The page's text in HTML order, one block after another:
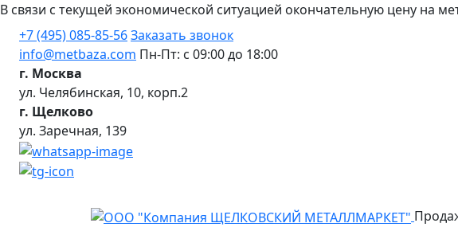
В связи с текущей экономической ситуацией окончательную цену на
+7 (495) 085-85-56Заказать звонок
info@metbaza.com Пн-Пт: с 09:00 до 18:00
г. Москва
ул. Челябинская, 10, корп.2
г. Щелково
ул. Заречная, 139